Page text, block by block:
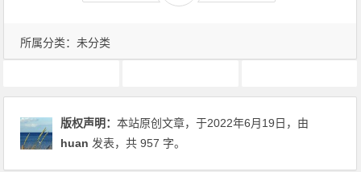
所属分类：未分类
版权声明：本站原创文章，于2022年6月19日，由
huan 发表，共 957 字。